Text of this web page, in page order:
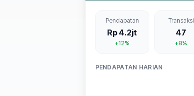
Pendapatan
Rp 4.2jt
+12%
Transaksi
47
+8%
PENDAPATAN HARIAN